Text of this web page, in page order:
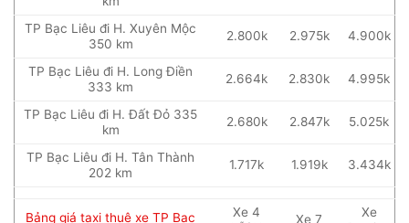
TP Bạc Liêu đi H. Xuyên Mộc
350 km
2.800k 2.975k 4.900k
TP Bạc Liêu đi H. Long Điền
333 km
2.664k 2.830k 4.995k
TP Bạc Liêu đi H. Đất Đỏ 335
km
2.680k 2.847k 5.025k
TP Bạc Liêu đi H. Tân Thành
202 km
1.717k 1.919k 3.434k
Bảng giá taxi thuê xe TP Bạc
Xe 4
Xe 7
Xe